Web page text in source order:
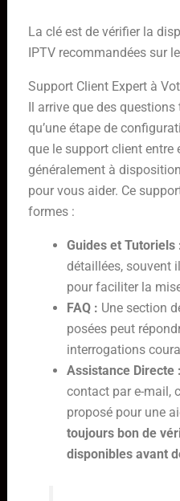
La clé est de vérifier la
IPTV recommandées sur
Support Client Expert à
Il arrive que des
qu’une étape de
que le support client entre
généralement à
pour vous aider. Ce
formes :
Guides et Tutoriels
détaillées, souvent
pour faciliter la
FAQ : Une section
posées peut
interrogations
Assistance Directe :
contact par e-mail,
proposé pour une
toujours bon de
disponibles avant